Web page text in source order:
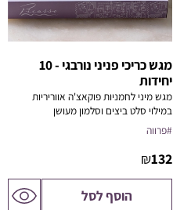
מגש כריכי פניני נורבגי - 10
יחידות
מגש מיני לחמניות פוקאצ'ה אווריריות
במילוי סלט ביצים וסלמון מעושן
#פרווה
132
₪
הוסף לסל לדף